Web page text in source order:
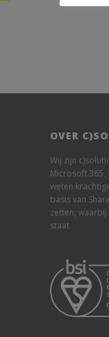
OVER
Wij zijn
Microsoft 365,
weten
basis van
zetten,
staat.